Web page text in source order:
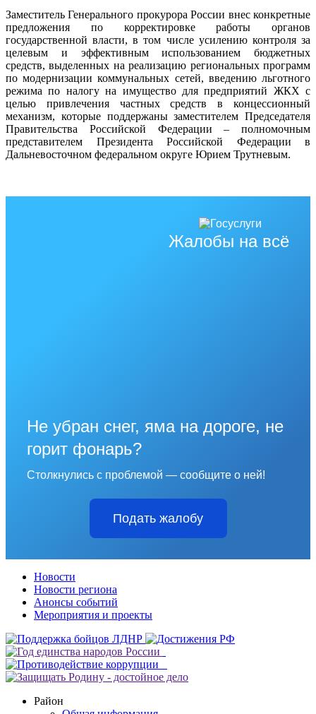
Заместитель Генерального прокурора России внес конкретные
предложения по корректировке работы органов
государственной власти, в том числе усилению контроля за
целевым и эффективным использованием бюджетных
средств, выделенных на реализацию региональных программ
по модернизации коммунальных сетей, введению льготного
режима по налогу на имущество для предприятий ЖКХ с
целью привлечения частных средств в концессионный
механизм, которые поддержаны заместителем Председателя
Правительства Российской Федерации – полномочным
представителем Президента Российской Федерации в
Дальневосточном федеральном округе Юрием Трутневым.
Жалобы на всё
Не убран снег, яма на дороге, не
горит фонарь?
Столкнулись с проблемой — сообщите о ней!
Подать жалобу
Новости
Новости региона
Анонсы событий
Мероприятия и проекты
Район